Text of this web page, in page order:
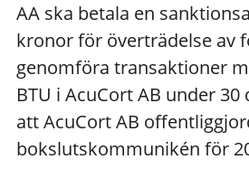
AA ska betala en
kronor för överträdelse av
genomföra transaktioner
BTU i AcuCort AB under
att AcuCort AB
bokslutskommunikén för